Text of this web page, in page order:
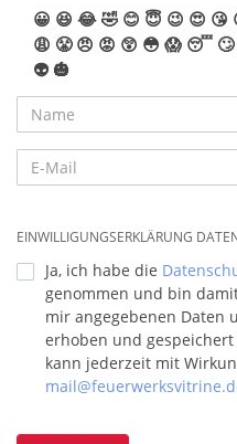
😀 😆 😂🤣 😊 😇 😉 😍 😘
😩 😤 😠 😡 😲 😳 😱 😴 🙄
👽 🎃
EINWILLIGUNGSERKLÄRUNG
Ja, ich habe die
genommen und bin
mir angegebenen Daten
erhoben und
kann jederzeit mit